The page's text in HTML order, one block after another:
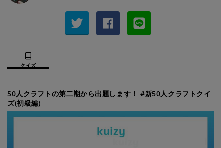
クイズ
50人クラフトの第二期から出題します！ #新50人クラフトクイ
ズ(初級編)